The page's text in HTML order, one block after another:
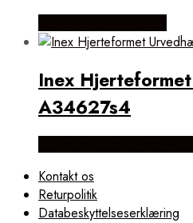
Inex
A34627s4
Kontakt os
Returpolitik
Databeskyttelseserklæring